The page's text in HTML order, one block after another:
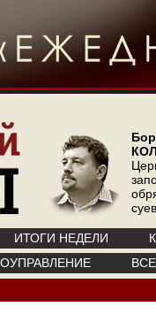
ИТОГИ НЕДЕЛИ